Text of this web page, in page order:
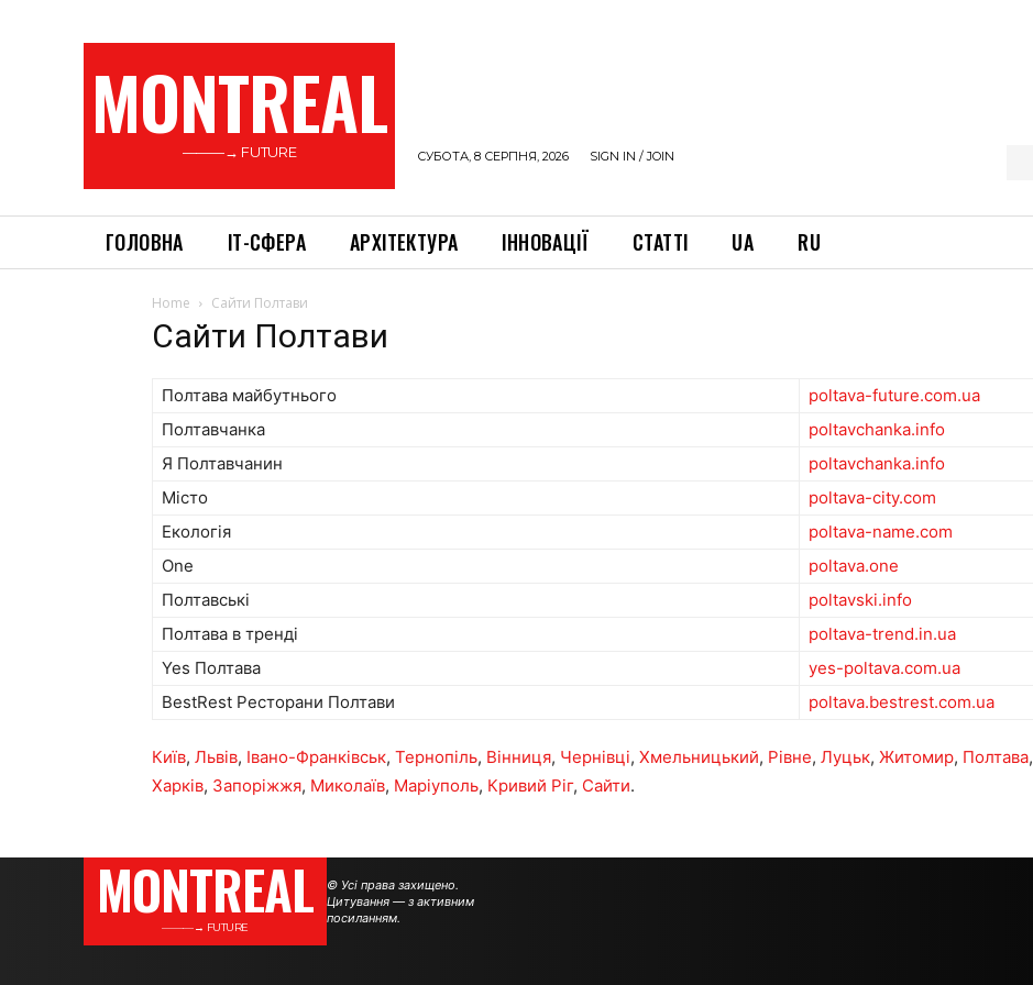
MONTREAL
———→ FUTURE СУБОТА, 8 СЕРПНЯ, 2026 SIGN IN / JOIN
ГОЛОВНА ІТ-СФЕРА АРХІТЕКТУРА ІННОВАЦІЇ СТАТТІ UA RU
Home Сайти Полтави
Сайти Полтави
Полтава майбутнього
poltava-future.com.ua
Полтавчанка
poltavchanka.info
Я Полтавчанин
poltavchanka.info
Місто
poltava-city.com
Екологія
poltava-name.com
One
poltava.one
Полтавські
poltavski.info
Полтава в тренді
poltava-trend.in.ua
Yes Полтава
yes-poltava.com.ua
BestRest Ресторани Полтави
poltava.bestrest.com.ua
Київ, Львів, Івано-Франківськ, Тернопіль, Вінниця, Чернівці, Хмельницький, Рівне, Луцьк, Житомир, Полтава,
Харків, Запоріжжя, Миколаїв, Маріуполь, Кривий Ріг, Сайти.
MONTREAL
———→ FUTURE
© Усі права захищено.
Цитування — з активним
посиланням.